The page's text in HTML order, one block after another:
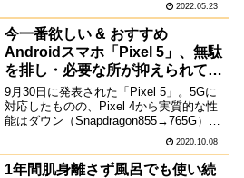
を使用しています。月の使用量・料金
は、10GB程度・2,178...
2022.05.23
今一番欲しい & おすすめ
Androidスマホ「Pixel 5」、無駄
を排し・必要な所が抑えられてい
るのが良い
9月30日に発表された「Pixel 5」。5Gに
対応したものの、Pixel 4から実質的な性
能はダウン（Snapdragon855→765G）
し、Motion Sense機能が省かれたりする
など、他社のスマートフォンに比べる
と、"強さ"や"...
2020.10.08
1年間肌身離さず風呂でも使い続